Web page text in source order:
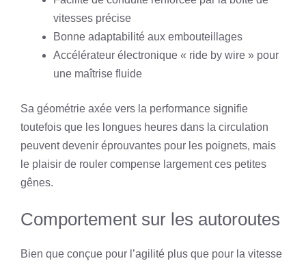
vitesses précise
Bonne adaptabilité aux embouteillages
Accélérateur électronique « ride by wire » pour
une maîtrise fluide
Sa géométrie axée vers la performance signifie
toutefois que les longues heures dans la circulation
peuvent devenir éprouvantes pour les poignets, mais
le plaisir de rouler compense largement ces petites
gênes.
Comportement sur les autoroutes
Bien que conçue pour l’agilité plus que pour la vitesse